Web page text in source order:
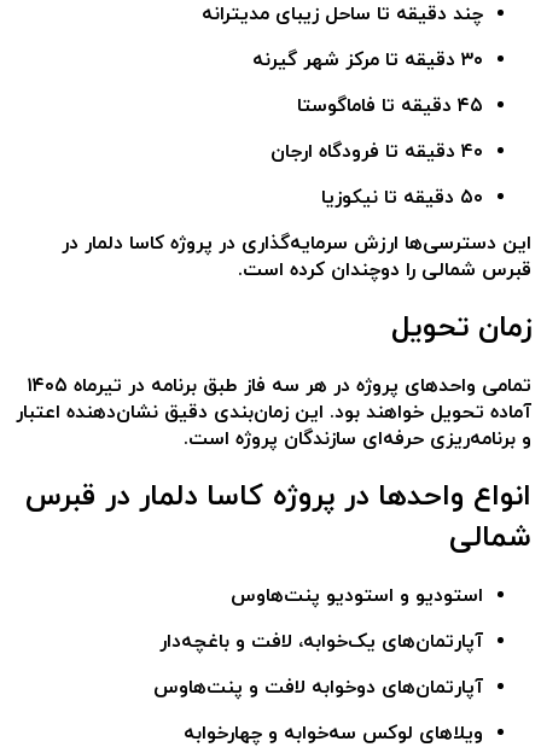
چند دقیقه تا ساحل زیبای مدیترانه
۳۰ دقیقه تا مرکز شهر گیرنه
۴۵ دقیقه تا فاماگوستا
۴۰ دقیقه تا فرودگاه ارجان
۵۰ دقیقه تا نیکوزیا
این دسترسی‌ها ارزش سرمایه‌گذاری در پروژه کاسا دلمار در
قبرس شمالی را دوچندان کرده است.
زمان تحویل
تمامی واحدهای پروژه در هر سه فاز طبق برنامه در تیرماه ۱۴۰۵
آماده تحویل خواهند بود. این زمان‌بندی دقیق نشان‌دهنده اعتبار
و برنامه‌ریزی حرفه‌ای سازندگان پروژه است.
انواع واحدها در پروژه کاسا دلمار در قبرس
شمالی
استودیو و استودیو پنت‌هاوس
آپارتمان‌های یک‌خوابه، لافت و باغچه‌دار
آپارتمان‌های دوخوابه لافت و پنت‌هاوس
ویلاهای لوکس سه‌خوابه و چهارخوابه